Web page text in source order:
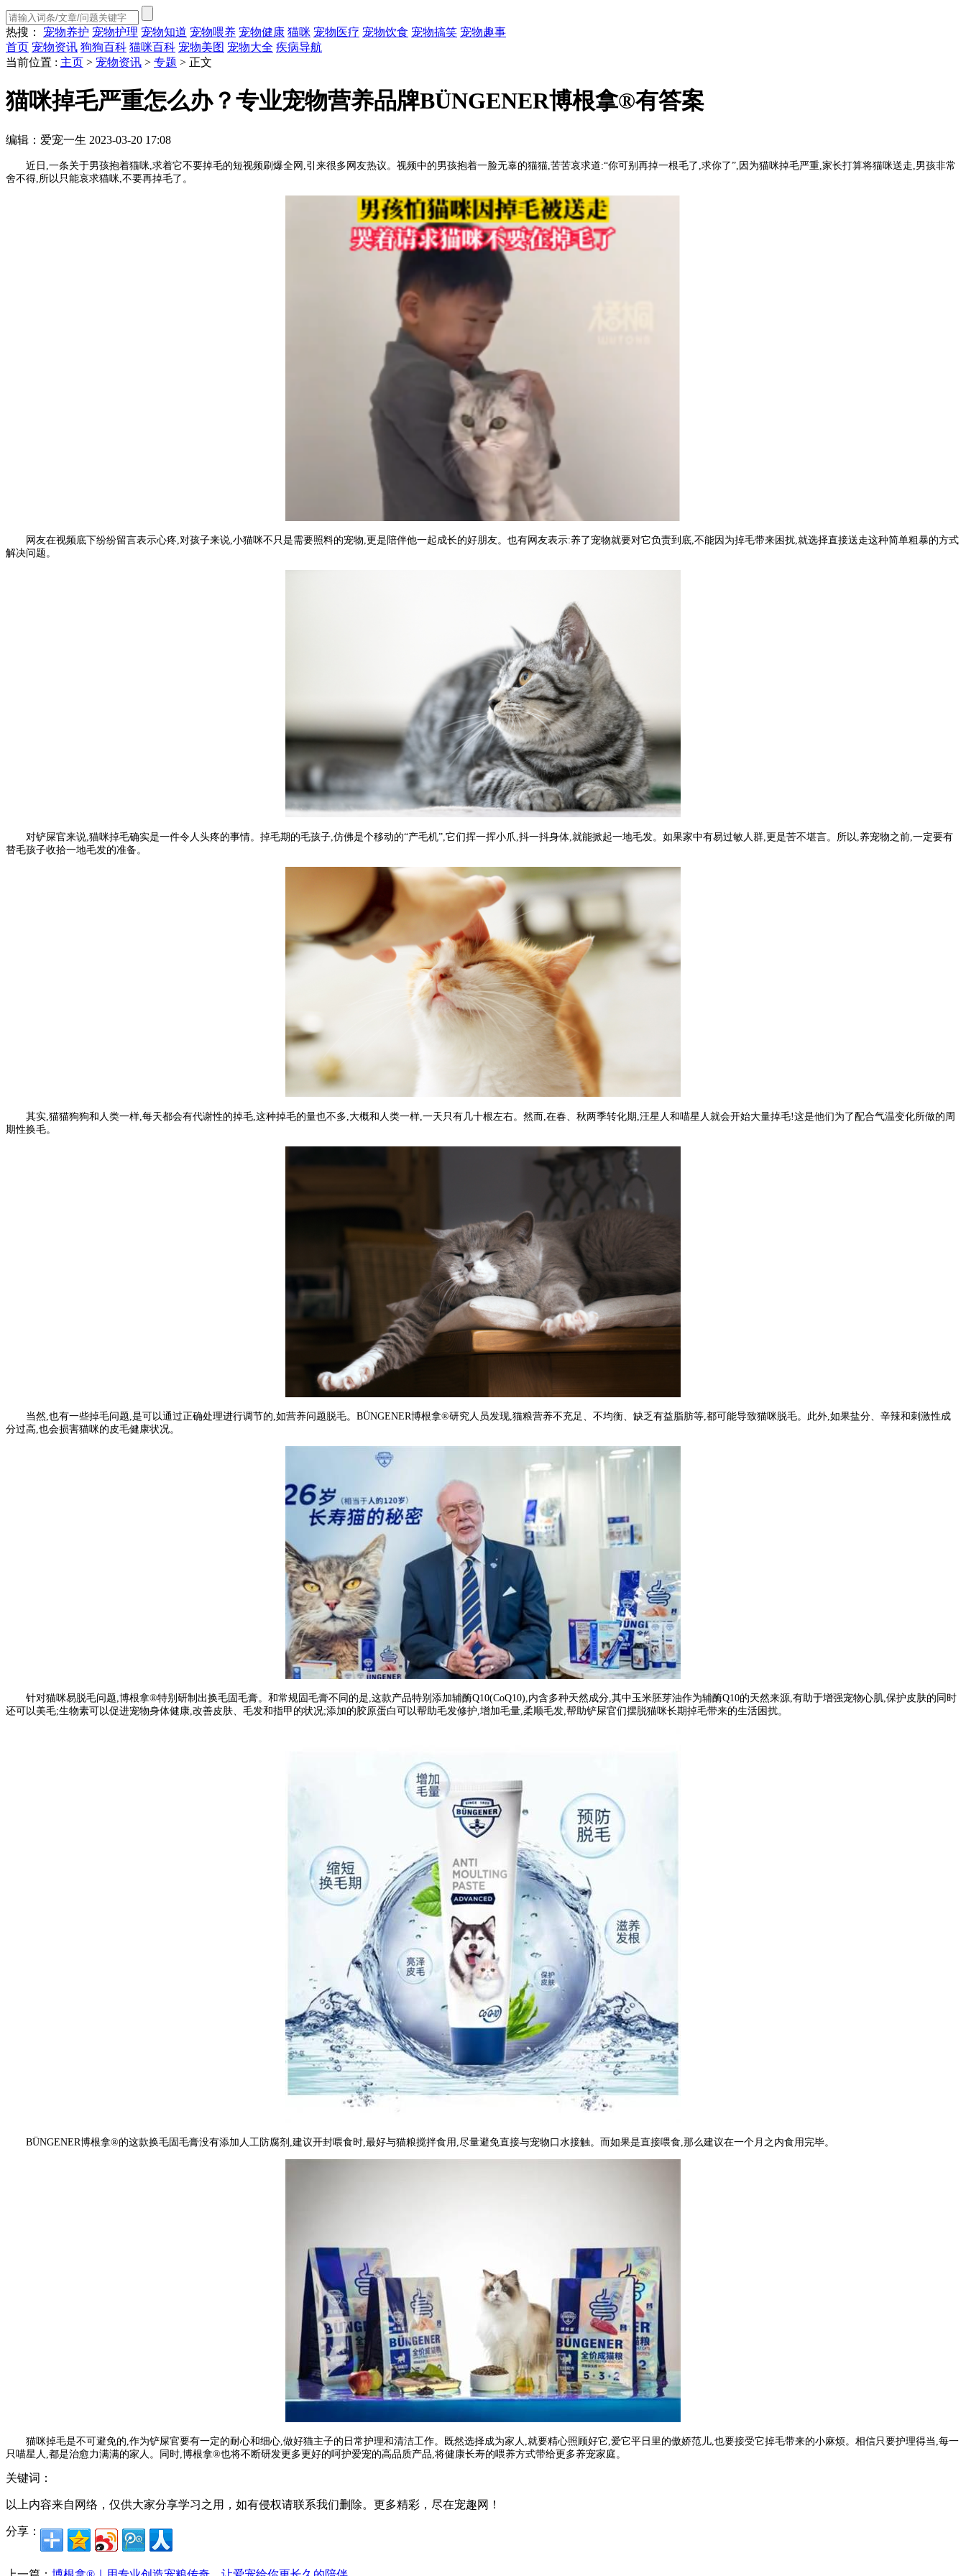
热搜： 宠物养护 宠物护理 宠物知道 宠物喂养 宠物健康 猫咪 宠物医疗 宠物饮食 宠物搞笑 宠物趣事
首页 宠物资讯 狗狗百科 猫咪百科 宠物美图 宠物大全 疾病导航
当前位置 : 主页 > 宠物资讯 > 专题 > 正文
猫咪掉毛严重怎么办？专业宠物营养品牌BÜNGENER博根拿®有答案
编辑：爱宠一生 2023-03-20 17:08
近日,一条关于男孩抱着猫咪,求着它不要掉毛的短视频刷爆全网,引来很多网友热议。视频中的男孩抱着一脸无辜的猫猫,苦苦哀求道:“你可别再掉一根毛了,求你了”,因为猫咪掉毛严重,家长打算将猫咪送走,男孩非常
舍不得,所以只能哀求猫咪,不要再掉毛了。
网友在视频底下纷纷留言表示心疼,对孩子来说,小猫咪不只是需要照料的宠物,更是陪伴他一起成长的好朋友。也有网友表示:养了宠物就要对它负责到底,不能因为掉毛带来困扰,就选择直接送走这种简单粗暴的方式
解决问题。
对铲屎官来说,猫咪掉毛确实是一件令人头疼的事情。掉毛期的毛孩子,仿佛是个移动的“产毛机”,它们挥一挥小爪,抖一抖身体,就能掀起一地毛发。如果家中有易过敏人群,更是苦不堪言。所以,养宠物之前,一定要有
替毛孩子收拾一地毛发的准备。
其实,猫猫狗狗和人类一样,每天都会有代谢性的掉毛,这种掉毛的量也不多,大概和人类一样,一天只有几十根左右。然而,在春、秋两季转化期,汪星人和喵星人就会开始大量掉毛!这是他们为了配合气温变化所做的周
期性换毛。
当然,也有一些掉毛问题,是可以通过正确处理进行调节的,如营养问题脱毛。BÜNGENER博根拿®研究人员发现,猫粮营养不充足、不均衡、缺乏有益脂肪等,都可能导致猫咪脱毛。此外,如果盐分、辛辣和刺激性成
分过高,也会损害猫咪的皮毛健康状况。
针对猫咪易脱毛问题,博根拿®特别研制出换毛固毛膏。和常规固毛膏不同的是,这款产品特别添加辅酶Q10(CoQ10),内含多种天然成分,其中玉米胚芽油作为辅酶Q10的天然来源,有助于增强宠物心肌,保护皮肤的同时
还可以美毛;生物素可以促进宠物身体健康,改善皮肤、毛发和指甲的状况;添加的胶原蛋白可以帮助毛发修护,增加毛量,柔顺毛发,帮助铲屎官们摆脱猫咪长期掉毛带来的生活困扰。
BÜNGENER博根拿®的这款换毛固毛膏没有添加人工防腐剂,建议开封喂食时,最好与猫粮搅拌食用,尽量避免直接与宠物口水接触。而如果是直接喂食,那么建议在一个月之内食用完毕。
猫咪掉毛是不可避免的,作为铲屎官要有一定的耐心和细心,做好猫主子的日常护理和清洁工作。既然选择成为家人,就要精心照顾好它,爱它平日里的傲娇范儿,也要接受它掉毛带来的小麻烦。相信只要护理得当,每一
只喵星人,都是治愈力满满的家人。同时,博根拿®也将不断研发更多更好的呵护爱宠的高品质产品,将健康长寿的喂养方式带给更多养宠家庭。
关键词：
以上内容来自网络，仅供大家分享学习之用，如有侵权请联系我们删除。更多精彩，尽在宠趣网！
分享：